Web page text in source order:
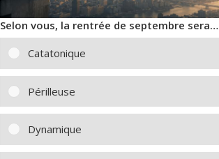
Selon vous, la rentrée de septembre sera…
Catatonique
Périlleuse
Dynamique